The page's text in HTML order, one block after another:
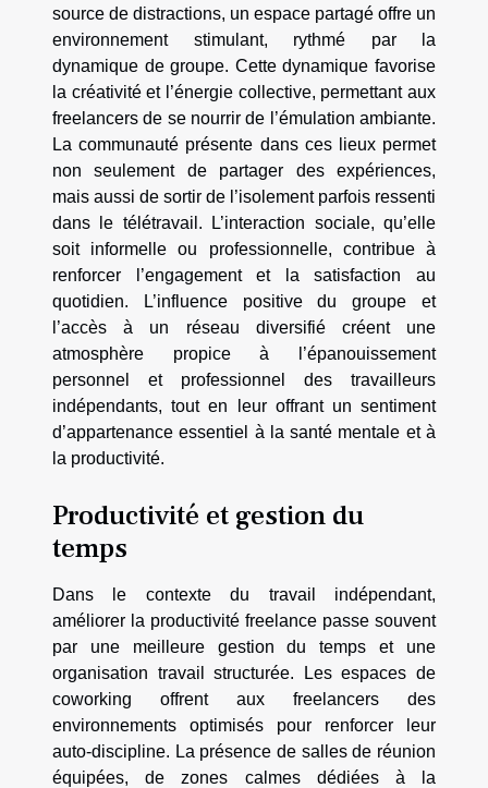
source de distractions, un espace partagé offre un
environnement stimulant, rythmé par la
dynamique de groupe. Cette dynamique favorise
la créativité et l’énergie collective, permettant aux
freelancers de se nourrir de l’émulation ambiante.
La communauté présente dans ces lieux permet
non seulement de partager des expériences,
mais aussi de sortir de l’isolement parfois ressenti
dans le télétravail. L’interaction sociale, qu’elle
soit informelle ou professionnelle, contribue à
renforcer l’engagement et la satisfaction au
quotidien. L’influence positive du groupe et
l’accès à un réseau diversifié créent une
atmosphère propice à l’épanouissement
personnel et professionnel des travailleurs
indépendants, tout en leur offrant un sentiment
d’appartenance essentiel à la santé mentale et à
la productivité.
Productivité et gestion du
temps
Dans le contexte du travail indépendant,
améliorer la productivité freelance passe souvent
par une meilleure gestion du temps et une
organisation travail structurée. Les espaces de
coworking offrent aux freelancers des
environnements optimisés pour renforcer leur
auto-discipline. La présence de salles de réunion
équipées, de zones calmes dédiées à la